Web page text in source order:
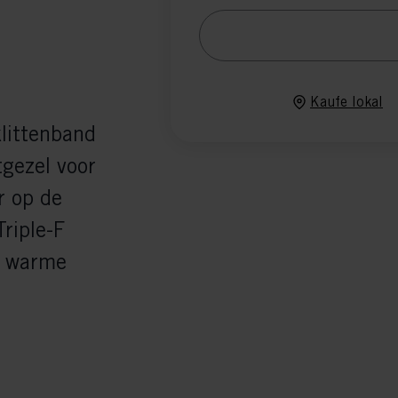
Kaufe lokal
voor
op de
F